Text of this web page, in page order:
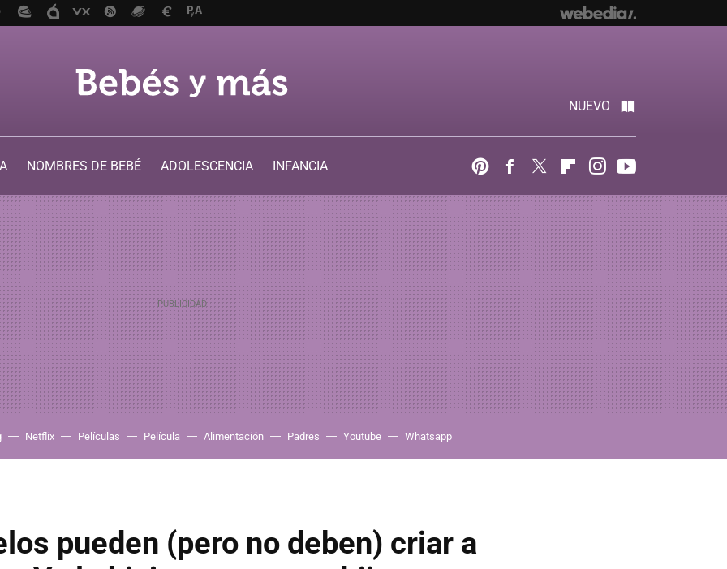
NUEVO
NOMBRES DE BEBÉ ADOLESCENCIA
INFANCIA
PinterestFacebook
Twitter FlipboardInstagram
Netflix Películas Película Alimentación Padres Youtube Whatsapp
pueden (pero no deben) criar a